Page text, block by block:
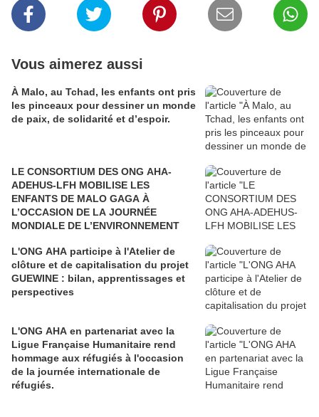
d
s
i
l
)
Vous aimerez aussi
À Malo, au Tchad, les enfants ont pris
les pinceaux pour dessiner un monde
de paix, de solidarité et d’espoir.
LE CONSORTIUM DES ONG AHA-
ADEHUS-LFH MOBILISE LES
ENFANTS DE MALO GAGA À
L’OCCASION DE LA JOURNÉE
MONDIALE DE L’ENVIRONNEMENT
L'ONG AHA participe à l'Atelier de
clôture et de capitalisation du projet
GUEWINE : bilan, apprentissages et
perspectives
L'ONG AHA en partenariat avec la
Ligue Française Humanitaire rend
hommage aux réfugiés à l'occasion
de la journée internationale de
réfugiés.